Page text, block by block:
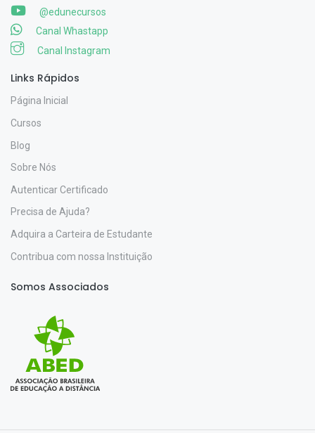
@edunecursos
Canal Whastapp
Canal Instagram
Links Rápidos
Página Inicial
Cursos
Blog
Sobre Nós
Autenticar Certificado
Precisa de Ajuda?
Adquira a Carteira de Estudante
Contribua com nossa Instituição
Somos Associados